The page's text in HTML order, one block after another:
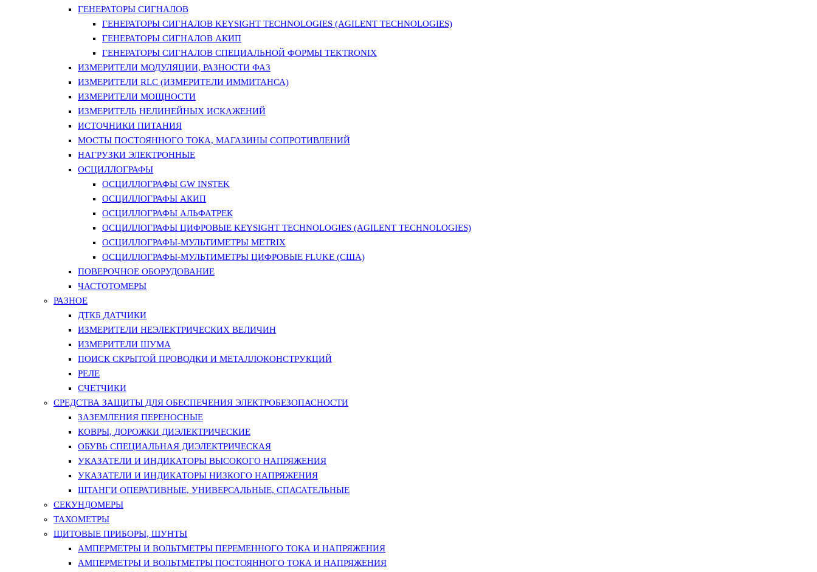
ГЕНЕРАТОРЫ СИГНАЛОВ
ГЕНЕРАТОРЫ СИГНАЛОВ KEYSIGHT TECHNOLOGIES (AGILENT TECHNOLOGIES)
ГЕНЕРАТОРЫ СИГНАЛОВ АКИП
ГЕНЕРАТОРЫ СИГНАЛОВ СПЕЦИАЛЬНОЙ ФОРМЫ TEKTRONIX
ИЗМЕРИТЕЛИ МОДУЛЯЦИИ, РАЗНОСТИ ФАЗ
ИЗМЕРИТЕЛИ RLC (ИЗМЕРИТЕЛИ ИММИТАНСА)
ИЗМЕРИТЕЛИ МОЩНОСТИ
ИЗМЕРИТЕЛЬ НЕЛИНЕЙНЫХ ИСКАЖЕНИЙ
ИСТОЧНИКИ ПИТАНИЯ
МОСТЫ ПОСТОЯННОГО ТОКА, МАГАЗИНЫ СОПРОТИВЛЕНИЙ
НАГРУЗКИ ЭЛЕКТРОННЫЕ
ОСЦИЛЛОГРАФЫ
ОСЦИЛЛОГРАФЫ GW INSTEK
ОСЦИЛЛОГРАФЫ АКИП
ОСЦИЛЛОГРАФЫ АЛЬФАТРЕК
ОСЦИЛЛОГРАФЫ ЦИФРОВЫЕ KEYSIGHT TECHNOLOGIES (AGILENT TECHNOLOGIES)
ОСЦИЛЛОГРАФЫ-МУЛЬТИМЕТРЫ METRIX
ОСЦИЛЛОГРАФЫ-МУЛЬТИМЕТРЫ ЦИФРОВЫЕ FLUKE (США)
ПОВЕРОЧНОЕ ОБОРУДОВАНИЕ
ЧАСТОТОМЕРЫ
РАЗНОЕ
ДТКБ ДАТЧИКИ
ИЗМЕРИТЕЛИ НЕЭЛЕКТРИЧЕСКИХ ВЕЛИЧИН
ИЗМЕРИТЕЛИ ШУМА
ПОИСК СКРЫТОЙ ПРОВОДКИ И МЕТАЛЛОКОНСТРУКЦИЙ
РЕЛЕ
СЧЕТЧИКИ
СРЕДСТВА ЗАЩИТЫ ДЛЯ ОБЕСПЕЧЕНИЯ ЭЛЕКТРОБЕЗОПАСНОСТИ
ЗАЗЕМЛЕНИЯ ПЕРЕНОСНЫЕ
КОВРЫ, ДОРОЖКИ ДИЭЛЕКТРИЧЕСКИЕ
ОБУВЬ СПЕЦИАЛЬНАЯ ДИЭЛЕКТРИЧЕСКАЯ
УКАЗАТЕЛИ И ИНДИКАТОРЫ ВЫСОКОГО НАПРЯЖЕНИЯ
УКАЗАТЕЛИ И ИНДИКАТОРЫ НИЗКОГО НАПРЯЖЕНИЯ
ШТАНГИ ОПЕРАТИВНЫЕ, УНИВЕРСАЛЬНЫЕ, СПАСАТЕЛЬНЫЕ
СЕКУНДОМЕРЫ
ТАХОМЕТРЫ
ЩИТОВЫЕ ПРИБОРЫ, ШУНТЫ
АМПЕРМЕТРЫ И ВОЛЬТМЕТРЫ ПЕРЕМЕННОГО ТОКА И НАПРЯЖЕНИЯ
АМПЕРМЕТРЫ И ВОЛЬТМЕТРЫ ПОСТОЯННОГО ТОКА И НАПРЯЖЕНИЯ